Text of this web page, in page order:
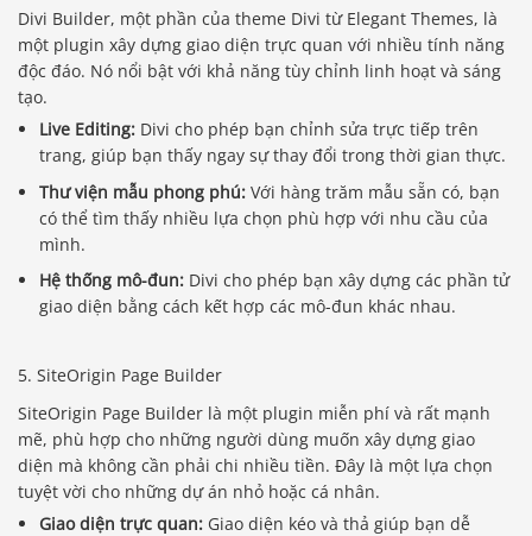
Divi Builder, một phần của theme Divi từ Elegant Themes, là
một plugin xây dựng giao diện trực quan với nhiều tính năng
độc đáo. Nó nổi bật với khả năng tùy chỉnh linh hoạt và sáng
tạo.
Live Editing: Divi cho phép bạn chỉnh sửa trực tiếp trên
trang, giúp bạn thấy ngay sự thay đổi trong thời gian thực.
Thư viện mẫu phong phú: Với hàng trăm mẫu sẵn có, bạn
có thể tìm thấy nhiều lựa chọn phù hợp với nhu cầu của
mình.
Hệ thống mô-đun: Divi cho phép bạn xây dựng các phần tử
giao diện bằng cách kết hợp các mô-đun khác nhau.
5. SiteOrigin Page Builder
SiteOrigin Page Builder là một plugin miễn phí và rất mạnh
mẽ, phù hợp cho những người dùng muốn xây dựng giao
diện mà không cần phải chi nhiều tiền. Đây là một lựa chọn
tuyệt vời cho những dự án nhỏ hoặc cá nhân.
Giao diện trực quan: Giao diện kéo và thả giúp bạn dễ